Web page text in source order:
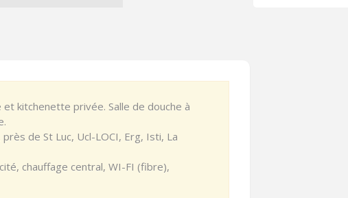
kitchenette privée. Salle de douche à
de St Luc, Ucl-LOCI, Erg, Isti, La
chauffage central, WI-FI (fibre),